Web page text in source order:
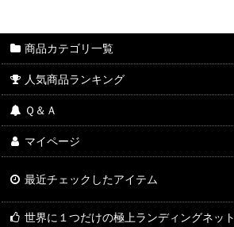
商品カテゴリ一覧
人気商品ランキング
Ｑ＆Ａ
マイページ
最近チェックしたアイテム
世界に１つだけの極上ランディングネット